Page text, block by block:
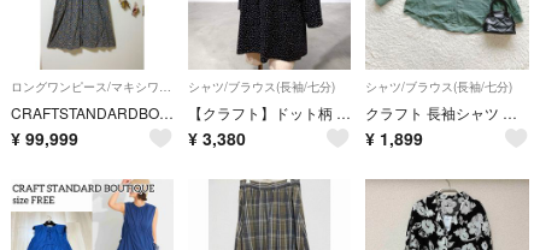
ロングワンピース/マキシワンピース
CRAFTSTANDARDBOUTOTIQUE クラフトスタンダードブティック 花柄 ロングワンピース
¥ 99,999
シャツ/ブラウス(長袖/七分)
【クラフト】ドット柄 ブラウス ゆったり 七分袖 ゆったり 体型カバー F
¥ 3,380
シャツ/ブラウス(長袖/七分)
クラフト 長袖シャツ バンドカラー コーデュロイ シンプル M カジュアル
¥ 1,899